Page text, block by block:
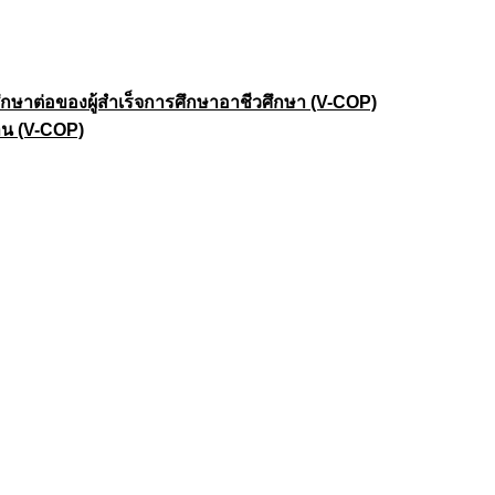
าต่อของผู้สำเร็จการศึกษาอาชีวศึกษา (V-COP)
(V-COP)